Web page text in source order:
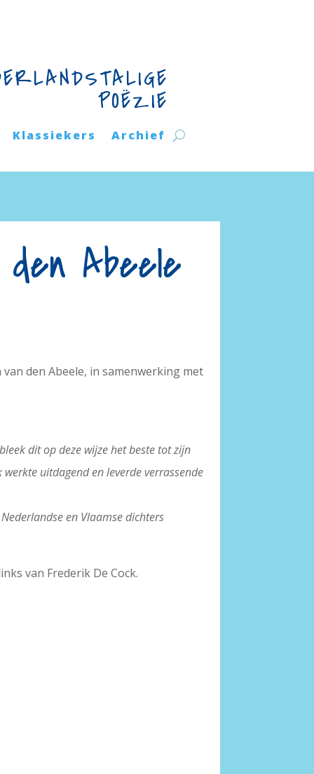
POËZIE
Klassiekers Archief
Abeele
den Abeele, in samenwerking met
dit op deze wijze het beste tot zijn
uitdagend en leverde verrassende
en Vlaamse dichters
van Frederik De Cock.